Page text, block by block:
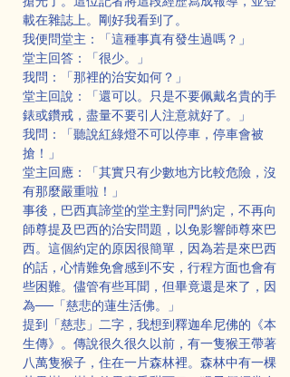
載在雜誌上。剛好我看到了。
我便問堂主：「這種事真有發生過嗎？」
堂主回答：「很少。」
我問：「那裡的治安如何？」
堂主回說：「還可以。只是不要佩戴名貴的手
錶或鑽戒，盡量不要引人注意就好了。」
我問：「聽說紅綠燈不可以停車，停車會被
搶！」
堂主回應：「其實只有少數地方比較危險，沒
有那麼嚴重啦！」
事後，巴西真諦堂的堂主對同門約定，不再向
師尊提及巴西的治安問題，以免影響師尊來巴
西。這個約定的原因很簡單，因為若是來巴西
的話，心情難免會感到不安，行程方面也會有
些困難。儘管有些耳聞，但畢竟還是來了，因
為──「慈悲的蓮生活佛。」
提到「慈悲」二字，我想到釋迦牟尼佛的《本
生傳》。傳說很久很久以前，有一隻猴王帶著
八萬隻猴子，住在一片森林裡。森林中有一棵